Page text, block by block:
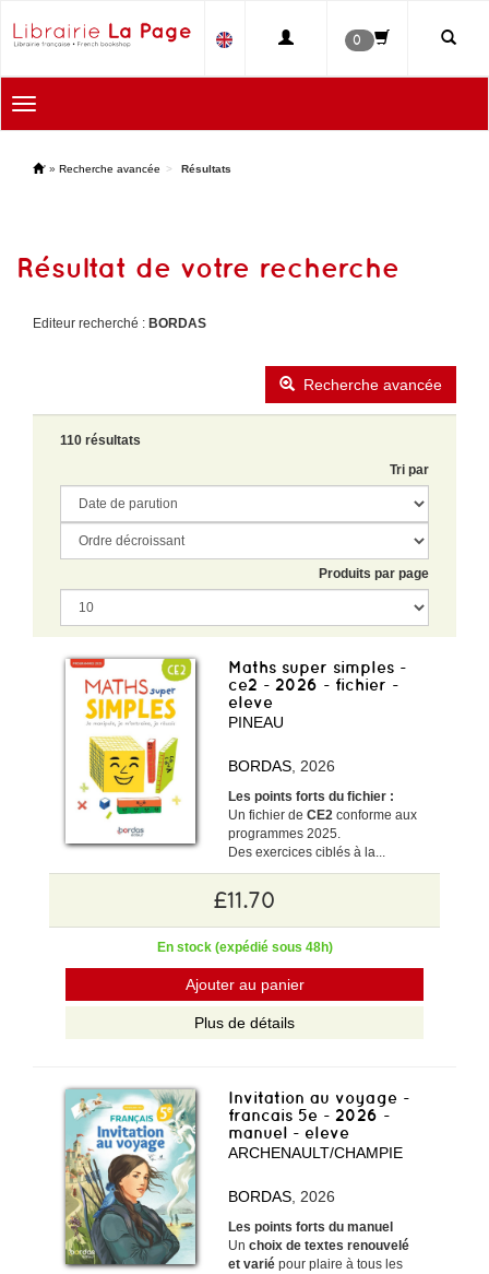
0
Toggle
navigation
' » Recherche avancée Résultats
Résultat de votre recherche
Editeur recherché : BORDAS
Recherche avancée
110 résultats
Tri par
Produits par page
Maths super simples -
ce2 - 2026 - fichier -
eleve
PINEAU
BORDAS , 2026
Les points forts du fichier :
Un fichier deCE2conforme aux
programmes 2025.
Des exercices ciblés à la...
£11.70
En stock (expédié sous 48h)
Ajouter au panier
Plus de détails
Invitation au voyage -
francais 5e - 2026 -
manuel - eleve
ARCHENAULT/CHAMPIE
BORDAS , 2026
Les points forts du manuel
Unchoix de textes renouvelé
et variépour plaire à tous les